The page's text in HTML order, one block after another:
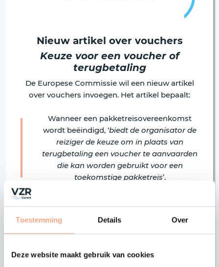
Toestemming Details Over
Deze website maakt gebruik van cookies
Nieuw artikel over vouchers
Keuze voor een voucher of
terugbetaling
De Europese Commissie wil een nieuw artikel
over vouchers invoegen. Het artikel bepaalt:
Wanneer een pakketreisovereenkomst
wordt beëindigd, ‘biedt de organisator de
reiziger de keuze om in plaats van
terugbetaling een voucher te aanvaarden
die kan worden gebruikt voor een
toekomstige pakketreis’.
Uit deze formulering lijkt te moeten worden
voucher aanbiedt, maar dit betreft mijns inziens
slechts een vertaalfout. In de Engels versie
overwegingen van de Richtlijn (overweging nr.